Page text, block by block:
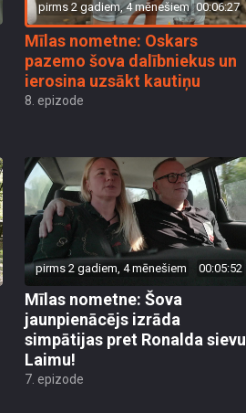
pirms 2 gadiem, 4 mēnešiem 00:06:27
Mīlas nometne: Oskars
pazemo šova dalībniekus un
ierosina uzsākt kautiņu
8. epizode
pirms 2 gadiem, 4 mēnešiem 00:05:52
Mīlas nometne: Šova
jaunpienācējs izrāda
simpātijas pret Ronalda sievu
Laimu!
7. epizode